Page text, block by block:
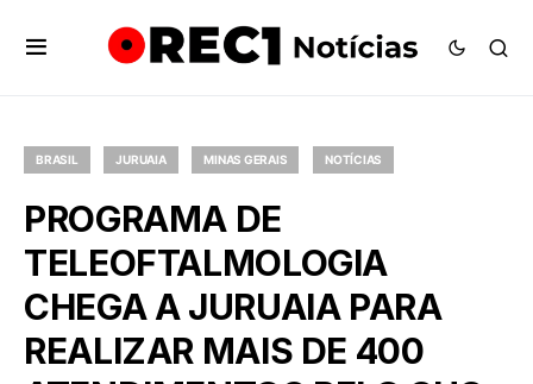
BRASIL JURUAIA MINAS GERAIS NOTÍCIAS
PROGRAMA DE
TELEOFTALMOLOGIA
CHEGA A JURUAIA PARA
REALIZAR MAIS DE 400